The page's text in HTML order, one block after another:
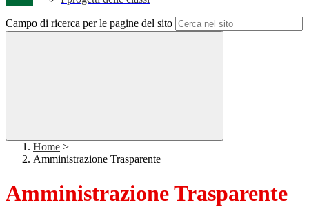
Campo di ricerca per le pagine del sito
Home >
Amministrazione Trasparente
Amministrazione Trasparente